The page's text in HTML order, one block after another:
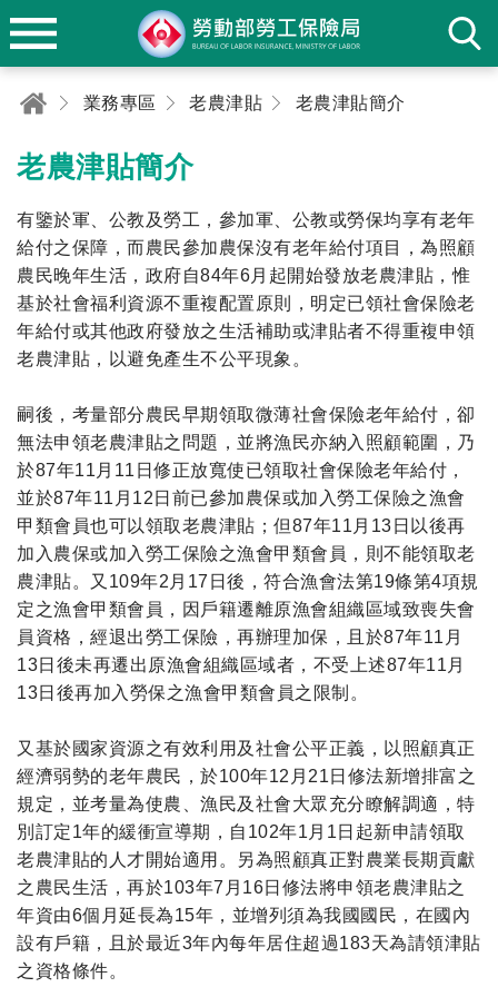
業務專區 老農津貼 老農津貼簡介
老農津貼簡介
有鑒於軍、公教及勞工，參加軍、公教或勞保均享有老年
給付之保障，而農民參加農保沒有老年給付項目，為照顧
農民晚年生活，政府自84年6月起開始發放老農津貼，惟
基於社會福利資源不重複配置原則，明定已領社會保險老
年給付或其他政府發放之生活補助或津貼者不得重複申領
老農津貼，以避免產生不公平現象。
嗣後，考量部分農民早期領取微薄社會保險老年給付，卻
無法申領老農津貼之問題，並將漁民亦納入照顧範圍，乃
於87年11月11日修正放寬使已領取社會保險老年給付，
並於87年11月12日前已參加農保或加入勞工保險之漁會
甲類會員也可以領取老農津貼；但87年11月13日以後再
加入農保或加入勞工保險之漁會甲類會員，則不能領取老
農津貼。又109年2月17日後，符合漁會法第19條第4項規
定之漁會甲類會員，因戶籍遷離原漁會組織區域致喪失會
員資格，經退出勞工保險，再辦理加保，且於87年11月
13日後未再遷出原漁會組織區域者，不受上述87年11月
13日後再加入勞保之漁會甲類會員之限制。
又基於國家資源之有效利用及社會公平正義，以照顧真正
經濟弱勢的老年農民，於100年12月21日修法新增排富之
規定，並考量為使農、漁民及社會大眾充分瞭解調適，特
別訂定1年的緩衝宣導期，自102年1月1日起新申請領取
老農津貼的人才開始適用。另為照顧真正對農業長期貢獻
之農民生活，再於103年7月16日修法將申領老農津貼之
年資由6個月延長為15年，並增列須為我國國民，在國內
設有戶籍，且於最近3年內每年居住超過183天為請領津貼
之資格條件。